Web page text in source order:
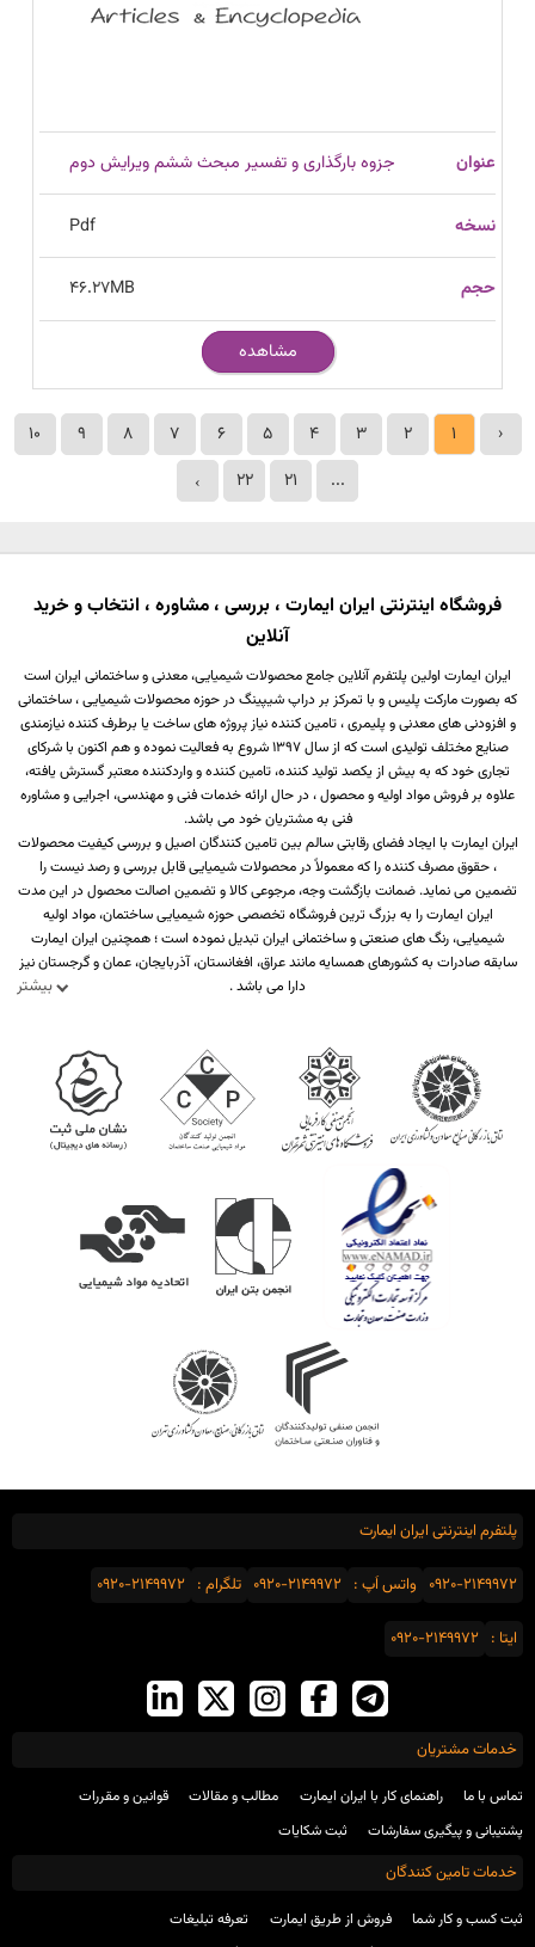
جزوه بارگذاری و تفسیر مبحث ششم ویرایش دوم
Pdf
46.27MB
مشاهده
‹
1
2
3
4
5
6
7
8
9
10
...
21
22
›
فروشگاه اینترنتی ایران ایمارت ، بررسی ، مشاوره ، انتخاب و خرید
آنلاین
بیشتر
ایران ایمارت اولین پلتفرم آنلاین جامع محصولات شیمیایی، معدنی و ساختمانی ایران است
که بصورت مارکت پلیس و با تمرکز بر دراپ شیپینگ در حوزه محصولات شیمیایی ، ساختمانی
و افزودنی های معدنی و پلیمری ، تامین کننده نیاز پروژه های ساخت یا برطرف کننده نیازمندی
صنایع مختلف تولیدی است که از سال 1397 شروع به فعالیت نموده و هم اکنون با شرکای
تجاری خود که به بیش از یکصد تولید کننده، تامین کننده و واردکننده معتبر گسترش یافته،
علاوه بر فروش مواد اولیه و محصول ، در حال ارائه خدمات فنی و مهندسی، اجرایی و مشاوره
فنی به مشتریان خود می باشد.
ایران ایمارت با ایجاد فضای رقابتی سالم بین تامین کنندگان اصیل و بررسی کیفیت محصولات
، حقوق مصرف کننده را که معمولاً در محصولات شیمیایی قابل بررسی و رصد نیست را
تضمین می نماید. ضمانت بازگشت وجه، مرجوعی کالا و تضمین اصالت محصول در این مدت
ایران ایمارت را به بزرگ ترین فروشگاه تخصصی حوزه شیمیایی ساختمان، مواد اولیه
شیمیایی، رنگ های صنعتی و ساختمانی ایران تبدیل نموده است ؛ همچنین ایران ایمارت
سابقه صادرات به کشورهای همسایه مانند عراق، افغانستان، آذربایجان، عمان و گرجستان نیز
دارا می باشد .
پلتفرم اینترنتی ایران ایمارت
0920-2149972 واتس اَپ : 0920-2149972 تلگرام : 0920-2149972
ایتا : 0920-2149972
خدمات مشتریان
تماس با ما راهنمای کار با ایران ایمارت مطالب و مقالات
قوانین و مقررات
پشتیبانی و پیگیری سفارشات
ثبت شکایات
خدمات تامین کنندگان
ثبت کسب و کار شما فروش از طریق ایمارت
تعرفه تبلیغات